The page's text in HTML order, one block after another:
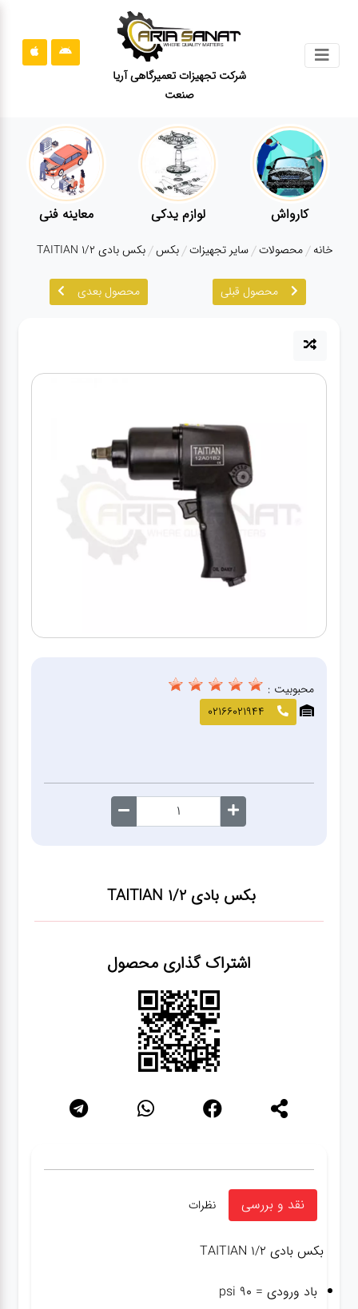
شرکت تجهیزات تعمیرگاهی آریا
صنعت
قوانین
سایت
ارتباط
درباره
باطری و
صافکاری
معاینه
کارواش لوازم یدکی معاینه فنی
خانه محصولات سایر تجهیزات بکس بکس بادی TAITIAN 1/2
محصول قبلی محصول بعدی
بکس بادی TAITIAN 1/2
اشتراک گذاری محصول
محبوبیت :
02166021944
نقد و بررسی نظرات
بکس بادی TAITIAN 1/2
باد ورودی = ۹۰ psi